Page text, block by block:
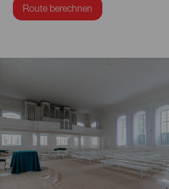
Route berechnen